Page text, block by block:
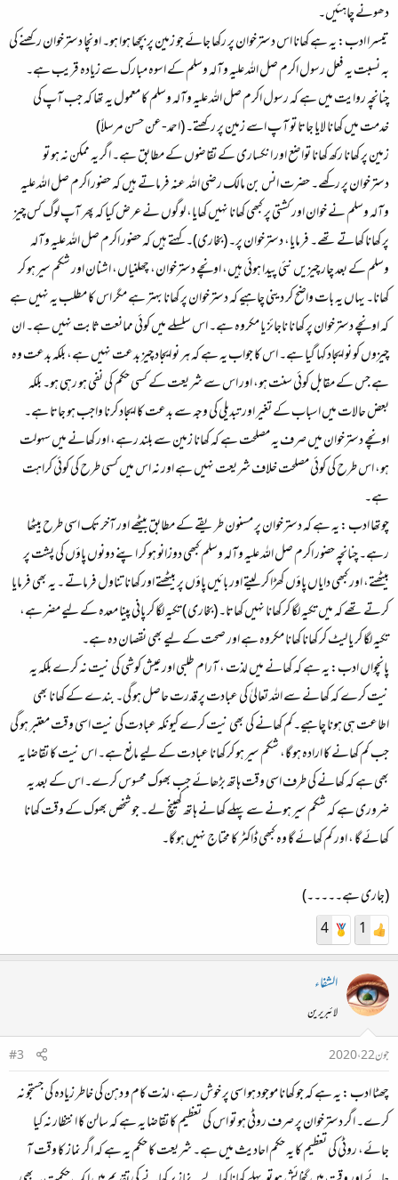
دھونے چاہئیں۔
تیسرا ادب:یہ ہے کھانا اس دسترخوان پر رکھا جائے جو زمین پر بچھا ہوا ہو۔ اونچا دسترخوان رکھنے کی
بہ نسبت یہ فعل رسول اکرم صل اللہ علیہ وآلہ وسلم کے اسوہ مبارک سے زیادہ قریب ہے۔
چنانچہ روایت میں ہے کہ رسول اکرم صل اللہ علیہ وآلہ وسلم کا معمول یہ تھا کہ جب آپ کی
خدمت میں کھانا لایا جاتا تو آ پ اسے زمین پر رکھتے۔ (احمد-عن حسن مرسلاً)
زمین پر کھانا رکھ کھانا تواضع اور انکساری کے تقاضوں کے مطابق ہے۔ اگر یہ ممکن نہ ہو تو
دسترخوان پر رکھے۔ حضرت انس بن مالک رضی اللہ عنہ فرماتے ہیں کہ حضور اکرم صل اللہ علیہ
وآلہ وسلم نے خوان اور کشتی پر کبھی کھانا نہیں کھایا، لوگوں نے عرض کیا کہ پھر آپ لوگ کس چیز
پر کھانا کھاتے تھے۔ فرمایا، دسترخوان پر۔ (بخاری)۔ کہتے ہیں کہ حضور اکرم صل اللہ علیہ وآلہ
وسلم کے بعد چار چیزیں نئی پیدا ہوئی ہیں، اونچے دسترخوان، چھلنیاں، اشنان اور شکم سیر ہو کر
کھانا۔ یہاں یہ بات واضح کر دینی چاہیے کہ دسترخوان پر کھانا بہتر ہے مگر اس کا مطلب یہ نہیں ہے
کہ اونچے دسترخوان پر کھانا ناجائز یا مکروہ ہے۔ اس سلسلے میں کوئی ممانعت ثابت نہیں ہے۔ ان
چیزوں کو نو ایجاد کہا گیا ہے۔ اس کا جواب یہ ہے کہ ہر نو ایجاد چیز بدعت نہیں ہے، بلکہ بدعت وہ
ہے جس کے مقابل کوئی سنت ہو، اور اس سے شریعت کے کسی حکم کی نفی ہو رہی ہو۔ بلکہ
بعض حالات میں اسباب کے تغیر اور تبدیلی کی وجہ سے بدعت کا ایجاد کرنا واجب ہو جاتا ہے۔
اونچے دسترخوان میں صرف یہ مصلحت ہے کہ کھانا زمین سے بلند رہے، اور کھانے میں سہولت
ہو، اس طرح کی کوئی مصلحت خلاف شریعت نہیں ہے اور نہ اس میں کسی طرح کی کوئی کراہت
ہے۔
چوتھا ادب :یہ ہے کہ دسترخوان پر مسنون طریقے کے مطابق بیٹھے اور آخر تک اسی طرح بیٹھا
رہے۔ چنانچہ حضور اکرم صل اللہ علیہ وآلہ وسلم کبھی دوزانو ہو کر اپنے دونوں پاؤں کی پشت پر
بیٹھتے، اور کبھی دایاں پاؤں کھڑا کر لیتے اور بائیں پاؤں پر بیٹھتے اور کھانا تناول فرماتے ۔ یہ بھی فرمایا
کرتے تھے کہ میں تکیہ لگا کر کھانا نہیں کھاتا۔ (بخاری ) تکیہ لگا کر پانی پینا معدہ کے لیے مضر ہے،
تکیہ لگا کر یا لیٹ کر کھانا کھانا مکروہ ہے اور صحت کے لیے بھی نقصان دہ ہے۔
پانچواں ادب:یہ ہے کہ کھانے میں لذت ، آرام طلبی اور عیش کوشی کی نیت نہ کرے بلکہ یہ
نیت کرے کہ کھانے سے اللہ تعالیٰ کی عبادت پر قدرت حاصل ہو گی۔ بندے کے کھانا بھی
اطاعت ہی ہونا چاہیے۔کم کھانے کی بھی نیت کرے کیونکہ عبادت کی نیت اسی وقت معتبر ہو گی
جب کم کھانے کا ارادہ ہو گا، شکم سیر ہو کر کھانا عبادت کے لیے مانع ہے۔ اس نیت کا تقاضا یہ
بھی ہے کہ کھانے کی طرف اسی وقت ہاتھ بڑھائے جب بھوک محسوس کرے۔ اس کے بعد یہ
ضروری ہے کہ شکم سیر ہونے سے پہلے کھانے ہاتھ کھینچ لے۔ جو شخص بھوک کے وقت کھانا
کھائے گا ، اور کم کھائے گا وہ کبھی ڈاکٹر کا محتاج نہیں ہو گا۔
(جاری ہے۔۔۔۔۔)
1
4
الشفاء
لائبریرین
جون 22، 2020
#3
چھٹا ادب :یہ ہے کہ جو کھانا موجود ہو اسی پر خوش رہے، لذت کام و دہن کی خاطر زیادہ کی جستجو نہ
کرے۔ اگر دسترخوان پر صرف روٹی ہو تو اس کی تعظیم کا تقاضا یہ ہے کہ سالن کا انتظار نہ کیا
جائے، روٹی کی تعظیم کا یہ حکم احادیث میں ہے۔ شریعت کا حکم یہ ہے کہ اگر نماز کا وقت آ